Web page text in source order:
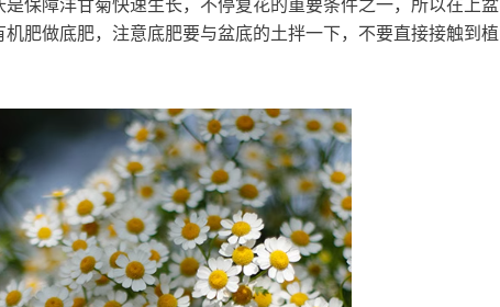
保障洋甘菊快速生长，不停复花的重要条件之一，所以在上盆
肥做底肥，注意底肥要与盆底的土拌一下，不要直接接触到植